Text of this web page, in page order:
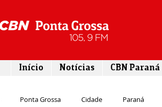
Início Notícias CBN Paraná
Ponta Grossa Cidade Paraná